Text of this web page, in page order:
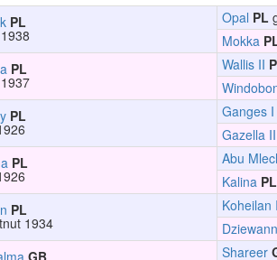
PL Opal PL
Mokka
PL Wallis II
PL Ganges I
Gazella II
PL Abu
Kalina PL
PL
1934
Koheilan I
GB Shareer